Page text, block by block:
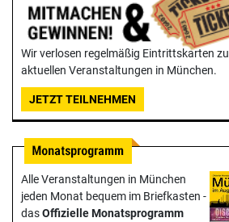
Wir verlosen regelmäßig Eintrittskarten zu
aktuellen Veranstaltungen in München.
JETZT TEILNEHMEN
Alle Veranstaltungen in München
jeden Monat bequem im Briefkasten -
dasOffizielle Monats­programm